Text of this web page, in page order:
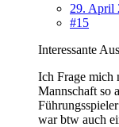
29. April
#15
Interessante
Ich Frage mich
Mannschaft so
war btw auch